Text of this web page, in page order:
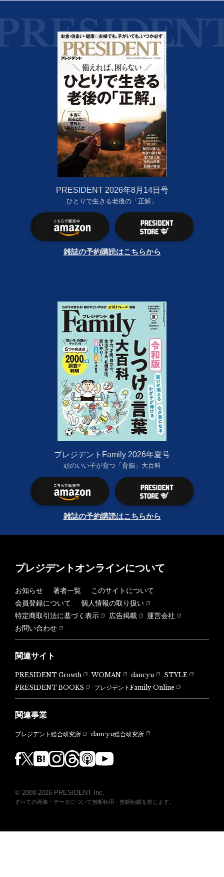
PRESIDENT 2026年8月14日号
ひとりで生きる老後の「正解」
雑誌の予約購読はこちらから
プレジデントFamily 2026年夏号
頭のいい子が育つ「育脳」大百科
雑誌の予約購読はこちらから
プレジデントオンラインについて
お知らせ 著者一覧
このサイトについて
会員登録について
個人情報の取り扱い
特定商取引法に基づく表示
広告掲載
運営会社
お問い合わせ
関連サイト
PRESIDENT Growth WOMAN dancyu
STYLE
PRESIDENT BOOKS
プレジデントFamily Online
関連事業
プレジデント総合研究所 dancyu総合研究所
© 2008-2026 PRESIDENT Inc.
すべての画像・データについて無断転用・無断転載を禁じます。